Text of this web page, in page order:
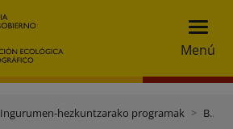
Menú
Ingurumen-hezkuntzarako programak Beste erakunde batzuen programak